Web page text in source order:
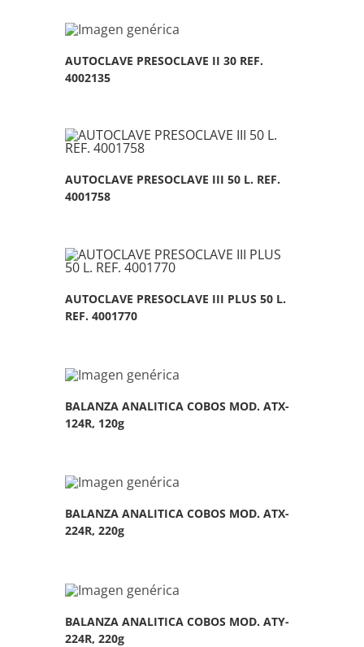
AUTOCLAVE PRESOCLAVE II 30 REF.
4002135
AUTOCLAVE PRESOCLAVE III 50 L. REF.
4001758
AUTOCLAVE PRESOCLAVE III PLUS 50 L.
REF. 4001770
BALANZA ANALITICA COBOS MOD. ATX-
124R, 120g
BALANZA ANALITICA COBOS MOD. ATX-
224R, 220g
BALANZA ANALITICA COBOS MOD. ATY-
224R, 220g